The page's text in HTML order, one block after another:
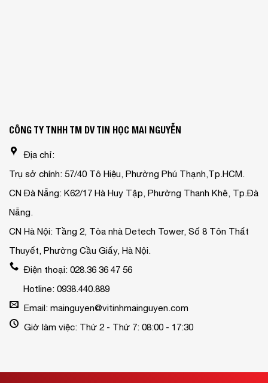
CÔNG TY TNHH TM DV TIN HỌC MAI NGUYỄN
Địa chỉ:
Trụ sở chính: 57/40 Tô Hiệu, Phường Phú Thạnh,Tp.HCM.
CN Đà Nẵng: K62/17 Hà Huy Tập, Phường Thanh Khê, Tp.Đà
Nẵng.
CN Hà Nội: Tầng 2, Tòa nhà Detech Tower, Số 8 Tôn Thất
Thuyết, Phường Cầu Giấy, Hà Nội.
Điện thoại: 028.36 36 47 56
Hotline: 0938.440.889
Email: mainguyen@vitinhmainguyen.com
Giờ làm việc: Thứ 2 - Thứ 7: 08:00 - 17:30